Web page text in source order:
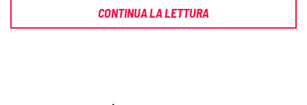
CONTINUA LA LETTURA